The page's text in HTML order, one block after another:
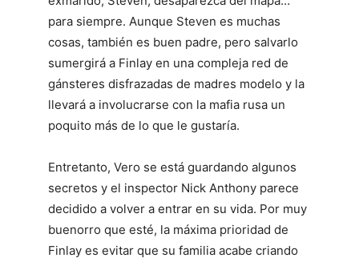
para siempre. Aunque Steven es muchas
cosas, también es buen padre, pero salvarlo
sumergirá a Finlay en una compleja red de
gánsteres disfrazadas de madres modelo y la
llevará a involucrarse con la mafia rusa un
poquito más de lo que le gustaría.
Entretanto, Vero se está guardando algunos
secretos y el inspector Nick Anthony parece
decidido a volver a entrar en su vida. Por muy
buenorro que esté, la máxima prioridad de
Finlay es evitar que su familia acabe criando